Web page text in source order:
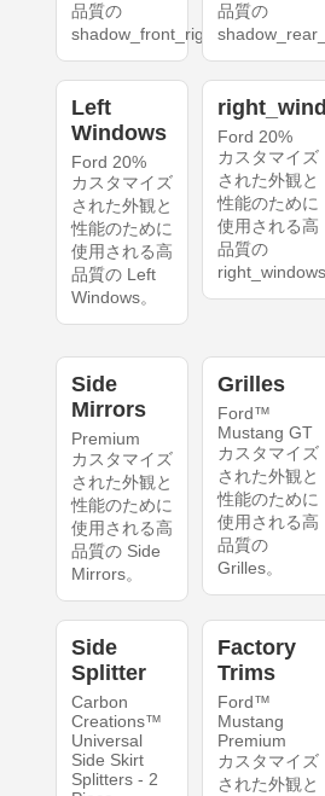
品質の
shadow_front_right。
品質の
Left
Windows
Ford 20%
カスタマイズ
された外観と
性能のために
使用される高
品質の Left
Windows。
Ford 20%
カスタマイズ
された外観と
性能のために
使用される高
品質の
right_windows
Side
Mirrors
Premium
カスタマイズ
された外観と
性能のために
使用される高
品質の Side
Mirrors。
Grilles
Ford™
Mustang GT
カスタマイズ
された外観と
性能のために
使用される高
品質の
Grilles。
Side
Splitter
Carbon
Creations™
Universal
Side Skirt
Splitters - 2
Factory
Trims
Ford™
Mustang
Premium
カスタマイズ
された外観と